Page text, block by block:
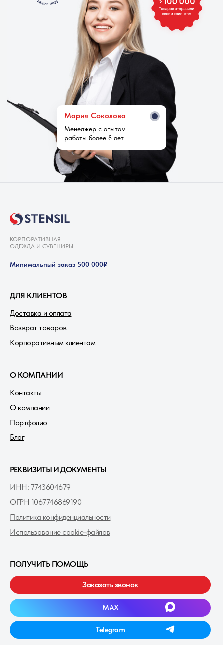
Менеджер с опытом
работы более 8 лет
Мария Cоколова
КОРПОРАТИВНАЯ
ОДЕЖДА И СУВЕНИРЫ
Минимальный заказ 500 000₽
Доставка и оплата
ДЛЯ КЛИЕНТОВ
Возврат товаров
Корпоративным клиентам
Заказать звонок
MAXㅤ
ПОЛУЧИТЬ ПОМОЩЬ
ИНН: 7743604679
О КОМПАНИИ
Портфолио
Блог
О компании
Контакты
ОГРН 1067746869190
РЕКВИЗИТЫ И ДОКУМЕНТЫ
Политика конфиденциальности
Использование cookie-файлов
Telegramㅤ